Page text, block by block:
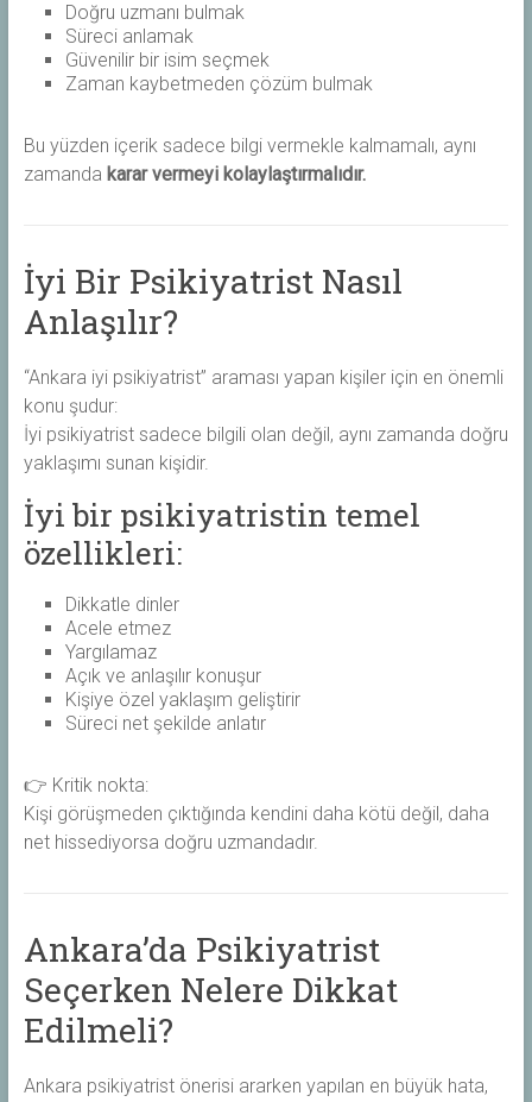
Doğru uzmanı bulmak
Süreci anlamak
Güvenilir bir isim seçmek
Zaman kaybetmeden çözüm bulmak
Bu yüzden içerik sadece bilgi vermekle kalmamalı, aynı
zamanda karar vermeyi kolaylaştırmalıdır.
İyi Bir Psikiyatrist Nasıl
Anlaşılır?
“Ankara iyi psikiyatrist” araması yapan kişiler için en önemli
konu şudur:
İyi psikiyatrist sadece bilgili olan değil, aynı zamanda doğru
yaklaşımı sunan kişidir.
İyi bir psikiyatristin temel
özellikleri:
Dikkatle dinler
Acele etmez
Yargılamaz
Açık ve anlaşılır konuşur
Kişiye özel yaklaşım geliştirir
Süreci net şekilde anlatır
👉 Kritik nokta:
Kişi görüşmeden çıktığında kendini daha kötü değil, daha
net hissediyorsa doğru uzmandadır.
Ankara’da Psikiyatrist
Seçerken Nelere Dikkat
Edilmeli?
Ankara psikiyatrist önerisi ararken yapılan en büyük hata,